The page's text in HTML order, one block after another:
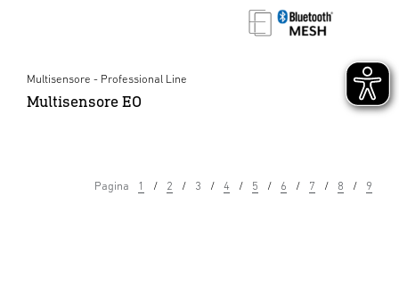
Multisensore - Professional Line
Multisensore EO
Pagina 1 2 3 4 5 6 7 8 9